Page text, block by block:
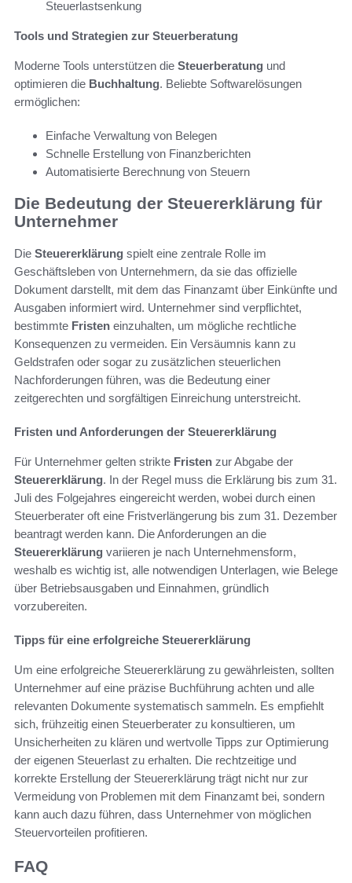
Steuerlastsenkung
Tools und Strategien zur Steuerberatung
Moderne Tools unterstützen die Steuerberatung und
optimieren die Buchhaltung. Beliebte Softwarelösungen
ermöglichen:
Einfache Verwaltung von Belegen
Schnelle Erstellung von Finanzberichten
Automatisierte Berechnung von Steuern
Die Bedeutung der Steuererklärung für
Unternehmer
Die Steuererklärung spielt eine zentrale Rolle im
Geschäftsleben von Unternehmern, da sie das offizielle
Dokument darstellt, mit dem das Finanzamt über Einkünfte und
Ausgaben informiert wird. Unternehmer sind verpflichtet,
bestimmte Fristen einzuhalten, um mögliche rechtliche
Konsequenzen zu vermeiden. Ein Versäumnis kann zu
Geldstrafen oder sogar zu zusätzlichen steuerlichen
Nachforderungen führen, was die Bedeutung einer
zeitgerechten und sorgfältigen Einreichung unterstreicht.
Fristen und Anforderungen der Steuererklärung
Für Unternehmer gelten strikte Fristen zur Abgabe der
Steuererklärung. In der Regel muss die Erklärung bis zum 31.
Juli des Folgejahres eingereicht werden, wobei durch einen
Steuerberater oft eine Fristverlängerung bis zum 31. Dezember
beantragt werden kann. Die Anforderungen an die
Steuererklärung variieren je nach Unternehmensform,
weshalb es wichtig ist, alle notwendigen Unterlagen, wie Belege
über Betriebsausgaben und Einnahmen, gründlich
vorzubereiten.
Tipps für eine erfolgreiche Steuererklärung
Um eine erfolgreiche Steuererklärung zu gewährleisten, sollten
Unternehmer auf eine präzise Buchführung achten und alle
relevanten Dokumente systematisch sammeln. Es empfiehlt
sich, frühzeitig einen Steuerberater zu konsultieren, um
Unsicherheiten zu klären und wertvolle Tipps zur Optimierung
der eigenen Steuerlast zu erhalten. Die rechtzeitige und
korrekte Erstellung der Steuererklärung trägt nicht nur zur
Vermeidung von Problemen mit dem Finanzamt bei, sondern
kann auch dazu führen, dass Unternehmer von möglichen
Steuervorteilen profitieren.
FAQ